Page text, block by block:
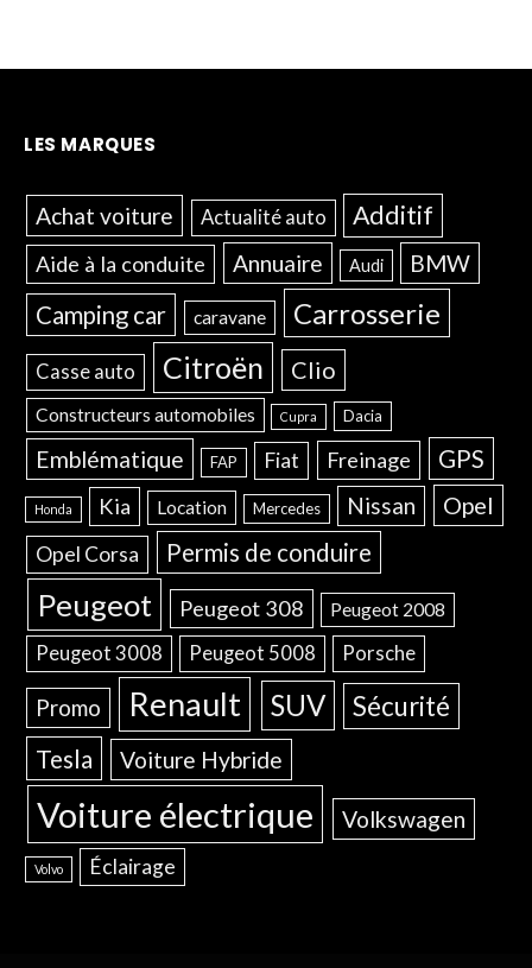
LES MARQUES
Achat voiture Actualité auto Additif
Aide à la conduite Annuaire Audi BMW
Camping car caravane Carrosserie
Casse auto Citroën Clio
Constructeurs automobiles Cupra Dacia
Emblématique FAP Fiat Freinage GPS
Honda Kia Location Mercedes Nissan Opel
Opel Corsa Permis de conduire
Peugeot Peugeot 308 Peugeot 2008
Peugeot 3008 Peugeot 5008 Porsche
Promo Renault SUV Sécurité
Tesla Voiture Hybride
Voiture électrique Volkswagen
Volvo Éclairage